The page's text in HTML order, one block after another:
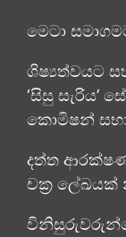
මෙටා
ශිෂ්‍යත්වයට
‘සිසු සැරිය’
කොමිෂන්
දත්ත ආරක්ෂණ
චක්‍ර